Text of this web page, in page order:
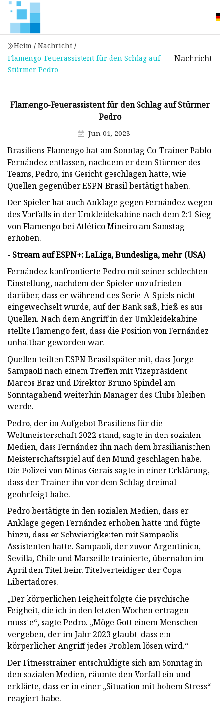
Heim / Nachricht /
Flamengo-Feuerassistent für den Schlag auf
Stürmer Pedro
Nachricht
Flamengo-Feuerassistent für den Schlag auf Stürmer
Pedro
Jun 01, 2023
Brasiliens Flamengo hat am Sonntag Co-Trainer Pablo
Fernández entlassen, nachdem er dem Stürmer des
Teams, Pedro, ins Gesicht geschlagen hatte, wie
Quellen gegenüber ESPN Brasil bestätigt haben.
Der Spieler hat auch Anklage gegen Fernández wegen
des Vorfalls in der Umkleidekabine nach dem 2:1-Sieg
von Flamengo bei Atlético Mineiro am Samstag
erhoben.
- Stream auf ESPN+: LaLiga, Bundesliga, mehr (USA)
Fernández konfrontierte Pedro mit seiner schlechten
Einstellung, nachdem der Spieler unzufrieden
darüber, dass er während des Serie-A-Spiels nicht
eingewechselt wurde, auf der Bank saß, hieß es aus
Quellen. Nach dem Angriff in der Umkleidekabine
stellte Flamengo fest, dass die Position von Fernández
unhaltbar geworden war.
Quellen teilten ESPN Brasil später mit, dass Jorge
Sampaoli nach einem Treffen mit Vizepräsident
Marcos Braz und Direktor Bruno Spindel am
Sonntagabend weiterhin Manager des Clubs bleiben
werde.
Pedro, der im Aufgebot Brasiliens für die
Weltmeisterschaft 2022 stand, sagte in den sozialen
Medien, dass Fernández ihn nach dem brasilianischen
Meisterschaftsspiel auf den Mund geschlagen habe.
Die Polizei von Minas Gerais sagte in einer Erklärung,
dass der Trainer ihn vor dem Schlag dreimal
geohrfeigt habe.
Pedro bestätigte in den sozialen Medien, dass er
Anklage gegen Fernández erhoben hatte und fügte
hinzu, dass er Schwierigkeiten mit Sampaolis
Assistenten hatte. Sampaoli, der zuvor Argentinien,
Sevilla, Chile und Marseille trainierte, übernahm im
April den Titel beim Titelverteidiger der Copa
Libertadores.
„Der körperlichen Feigheit folgte die psychische
Feigheit, die ich in den letzten Wochen ertragen
musste“, sagte Pedro. „Möge Gott einem Menschen
vergeben, der im Jahr 2023 glaubt, dass ein
körperlicher Angriff jedes Problem lösen wird.“
Der Fitnesstrainer entschuldigte sich am Sonntag in
den sozialen Medien, räumte den Vorfall ein und
erklärte, dass er in einer „Situation mit hohem Stress“
reagiert habe.